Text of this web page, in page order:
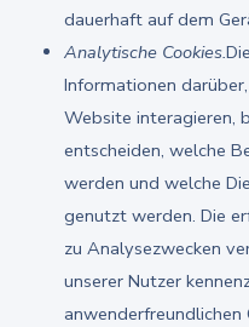
dauerhaft auf dem
Analytische Cookies.
Informationen
Website interagieren,
entscheiden, welche
werden und welche
genutzt werden. Die
zu Analysezwecken
unserer Nutzer